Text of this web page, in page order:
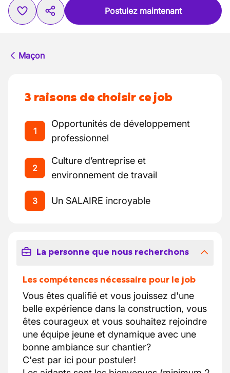
Postulez maintenant
Maçon
3 raisons de choisir ce job
1
Opportunités de développement
professionnel
2
Culture d’entreprise et
environnement de travail
3 Un SALAIRE incroyable
La personne que nous recherchons
Les compétences nécessaire pour le job
Vous êtes qualifié et vous jouissez d'une
belle expérience dans la construction, vous
êtes courageux et vous souhaitez rejoindre
une équipe jeune et dynamique avec une
bonne ambiance sur chantier?
C'est par ici pour postuler!